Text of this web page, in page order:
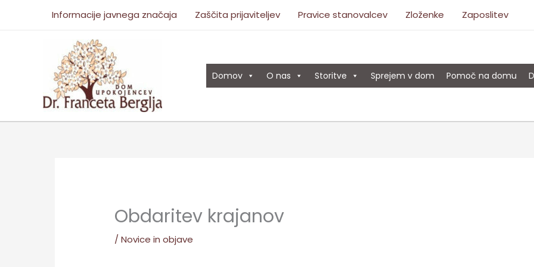
Informacije javnega značaja Zaščita prijaviteljev Pravice stanovalcev Zloženke Zaposlitev
Domov O nas Storitve Sprejem v dom Pomoč na domu
Obdaritev krajanov
/Novice in objave